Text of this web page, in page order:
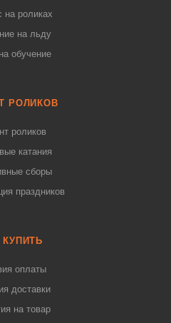
на роликах
на льду
обучение
РОЛИКОВ
роликов
катания
сборы
праздников
КУПИТЬ
оплаты
доставки
на товар